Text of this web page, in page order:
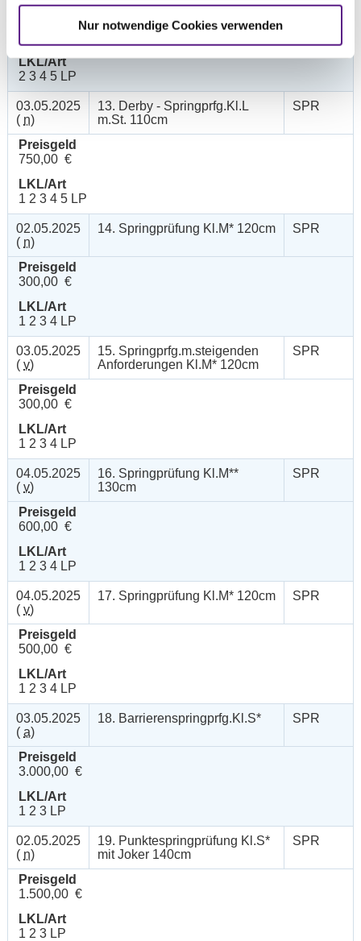
Nur notwendige Cookies verwenden
LKL/Art
2 3 4 5 LP
03.05.2025
( n)
13. Derby - Springprfg.Kl.L
m.St. 110cm
SPR
Preisgeld
750,00 €
LKL/Art
1 2 3 4 5 LP
02.05.2025
( n)
14. Springprüfung Kl.M* 120cm SPR
Preisgeld
300,00 €
LKL/Art
1 2 3 4 LP
03.05.2025
( v)
15. Springprfg.m.steigenden
Anforderungen Kl.M* 120cm
SPR
Preisgeld
300,00 €
LKL/Art
1 2 3 4 LP
04.05.2025
( v)
16. Springprüfung Kl.M**
130cm
SPR
Preisgeld
600,00 €
LKL/Art
1 2 3 4 LP
04.05.2025
( v)
17. Springprüfung Kl.M* 120cm SPR
Preisgeld
500,00 €
LKL/Art
1 2 3 4 LP
03.05.2025
( a)
18. Barrierenspringprfg.Kl.S* SPR
Preisgeld
3.000,00 €
LKL/Art
1 2 3 LP
02.05.2025
( n)
19. Punktespringprüfung Kl.S*
mit Joker 140cm
SPR
Preisgeld
1.500,00 €
LKL/Art
1 2 3 LP